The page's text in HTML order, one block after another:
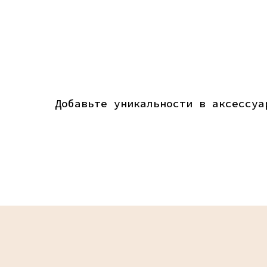
Добавьте уникальности в